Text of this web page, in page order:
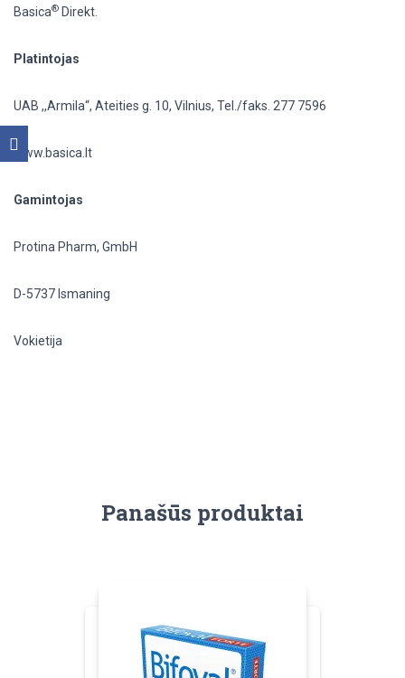
Basica® Direkt.
Platintojas
UAB ,,Armila“, Ateities g. 10, Vilnius, Tel./faks. 277 7596
www.basica.lt
Gamintojas
Protina Pharm, GmbH
D-5737 Ismaning
Vokietija
Panašūs produktai